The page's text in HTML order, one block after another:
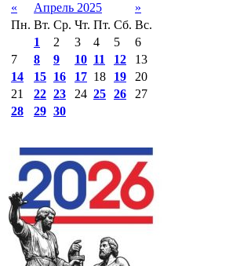
«
Апрель 2025
»
Пн. Вт. Ср. Чт. Пт. Сб. Вс.
1
2 3 4 5
6
7
8 9 10 11 12
13
14
15 16 17 18 19
20
21
22 23 24 25 26
27
28
29 30